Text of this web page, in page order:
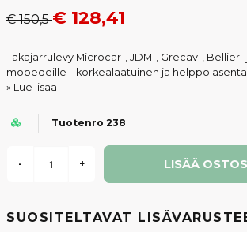
€ 150,5€ 128,41
Takajarrulevy Microcar-, JDM-, Grecav-, Bellier-
mopedeille – korkealaatuinen ja helppo
Lue lisää
Tuotenro 238
- + LISÄÄ
SUOSITELTAVAT